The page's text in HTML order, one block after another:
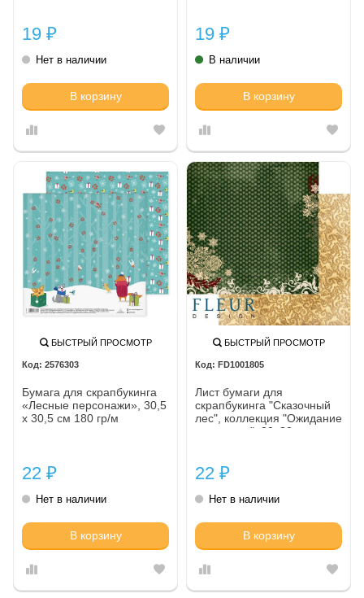
19 ₽
Нет в наличии
В корзину
19 ₽
В наличии
В корзину
БЫСТРЫЙ ПРОСМОТР
2576303
Бумага для скрапбукинга
«Лесные персонажи», 30,5
х 30,5 см 180 гр/м
22 ₽
Нет в наличии
В корзину
БЫСТРЫЙ ПРОСМОТР
FD1001805
Лист бумаги для
скрапбукинга "Сказочный
лес", коллекция "Ожидание
праздника", 30х30,
22 ₽
Нет в наличии
В корзину